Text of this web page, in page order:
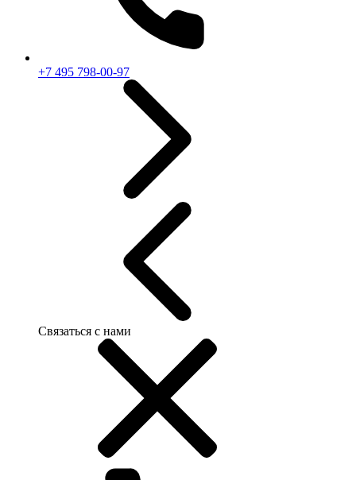
+7 495 798-00-97
Связаться с нами